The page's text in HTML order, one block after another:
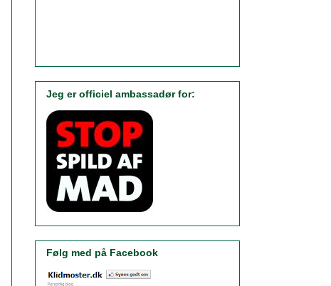
Jeg er officiel ambassadør for:
Følg med på Facebook